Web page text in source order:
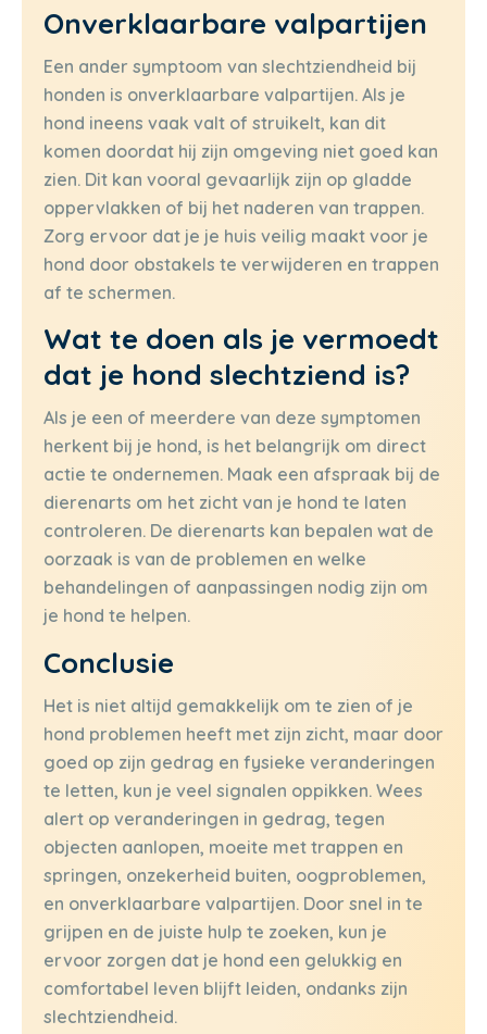
Onverklaarbare valpartijen
Een ander symptoom van slechtziendheid bij
honden is onverklaarbare valpartijen. Als je
hond ineens vaak valt of struikelt, kan dit
komen doordat hij zijn omgeving niet goed kan
zien. Dit kan vooral gevaarlijk zijn op gladde
oppervlakken of bij het naderen van trappen.
Zorg ervoor dat je je huis veilig maakt voor je
hond door obstakels te verwijderen en trappen
af te schermen.
Wat te doen als je vermoedt
dat je hond slechtziend is?
Als je een of meerdere van deze symptomen
herkent bij je hond, is het belangrijk om direct
actie te ondernemen. Maak een afspraak bij de
dierenarts om het zicht van je hond te laten
controleren. De dierenarts kan bepalen wat de
oorzaak is van de problemen en welke
behandelingen of aanpassingen nodig zijn om
je hond te helpen.
Conclusie
Het is niet altijd gemakkelijk om te zien of je
hond problemen heeft met zijn zicht, maar door
goed op zijn gedrag en fysieke veranderingen
te letten, kun je veel signalen oppikken. Wees
alert op veranderingen in gedrag, tegen
objecten aanlopen, moeite met trappen en
springen, onzekerheid buiten, oogproblemen,
en onverklaarbare valpartijen. Door snel in te
grijpen en de juiste hulp te zoeken, kun je
ervoor zorgen dat je hond een gelukkig en
comfortabel leven blijft leiden, ondanks zijn
slechtziendheid.